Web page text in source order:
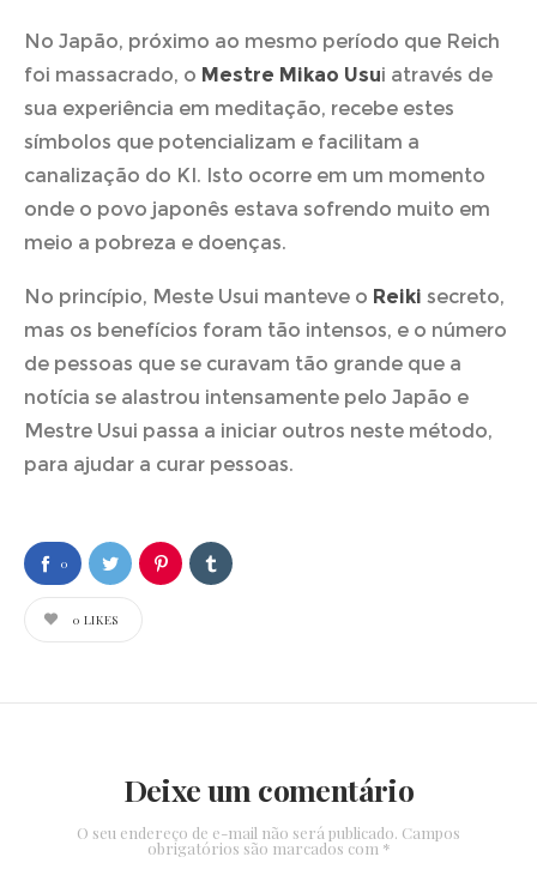
No Japão, próximo ao mesmo período que Reich
foi massacrado, o Mestre Mikao Usui através de
sua experiência em meditação, recebe estes
símbolos que potencializam e facilitam a
canalização do KI. Isto ocorre em um momento
onde o povo japonês estava sofrendo muito em
meio a pobreza e doenças.
No princípio, Meste Usui manteve o Reiki secreto,
mas os benefícios foram tão intensos, e o número
de pessoas que se curavam tão grande que a
notícia se alastrou intensamente pelo Japão e
Mestre Usui passa a iniciar outros neste método,
para ajudar a curar pessoas.
0
0 LIKES
Deixe um comentário
O seu endereço de e-mail não será publicado. Campos
obrigatórios são marcados com *